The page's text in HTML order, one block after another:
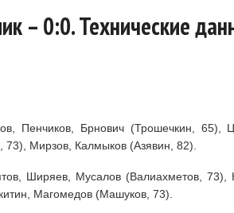
– 0:0. Технические
Пенчиков, Брнович (Трошечкин, 65),
73), Мирзов, Калмыков (Азявин, 82).
Ширяев, Мусалов (Валиахметов, 73),
Магомедов (Машуков, 73).